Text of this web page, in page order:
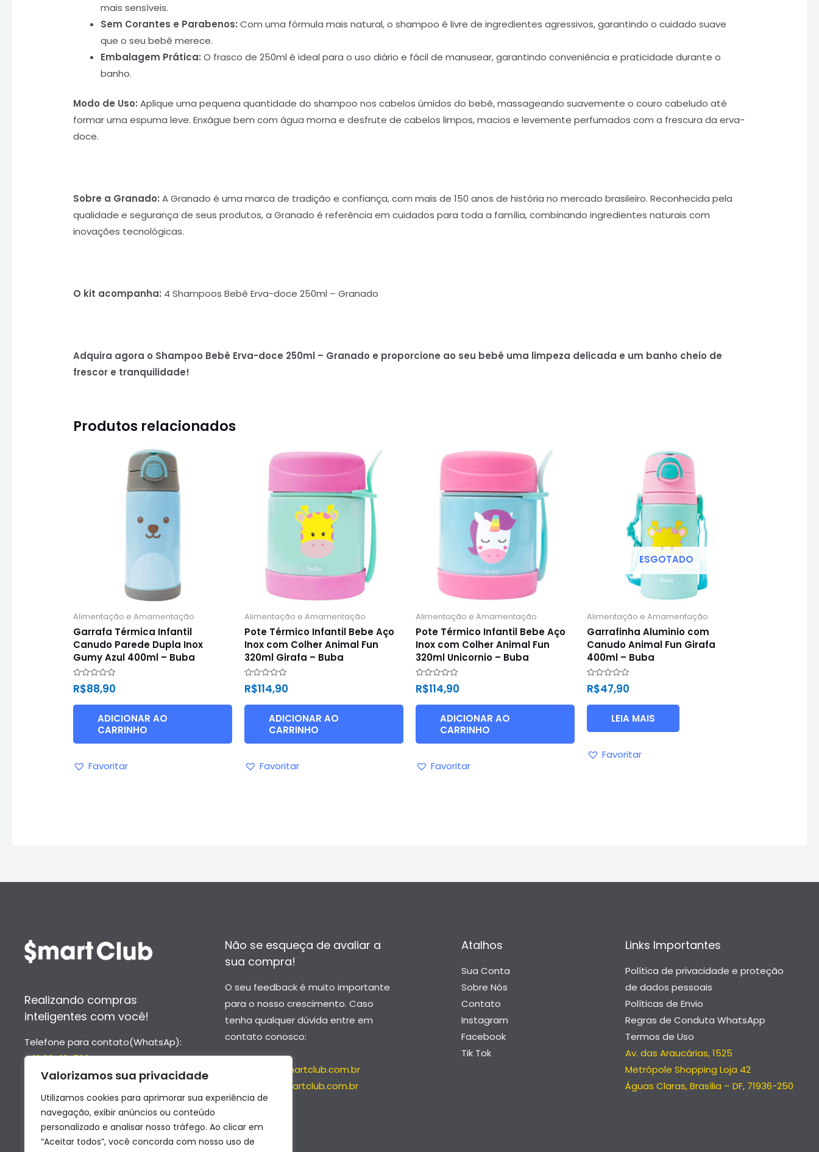
Valorizamos sua privacidade
Utilizamos cookies para aprimorar sua experiência de
navegação, exibir anúncios ou conteúdo
personalizado e analisar nosso tráfego. Ao clicar em
“Aceitar todos”, você concorda com nosso uso de
mais sensíveis.
Sem Corantes e Parabenos: Com uma fórmula mais natural, o shampoo é livre de ingredientes agressivos, garantindo o cuidado suave
que o seu bebê merece.
Embalagem Prática: O frasco de 250ml é ideal para o uso diário e fácil de manusear, garantindo conveniência e praticidade durante o
banho.
Modo de Uso: Aplique uma pequena quantidade do shampoo nos cabelos úmidos do bebê, massageando suavemente o couro cabeludo até
formar uma espuma leve. Enxágue bem com água morna e desfrute de cabelos limpos, macios e levemente perfumados com a frescura da erva-
doce.
Sobre a Granado: A Granado é uma marca de tradição e confiança, com mais de 150 anos de história no mercado brasileiro. Reconhecida pela
qualidade e segurança de seus produtos, a Granado é referência em cuidados para toda a família, combinando ingredientes naturais com
inovações tecnológicas.
O kit acompanha: 4 Shampoos Bebê Erva-doce 250ml – Granado
Adquira agora o Shampoo Bebê Erva-doce 250ml – Granado e proporcione ao seu bebê uma limpeza delicada e um banho cheio de
frescor e tranquilidade!
Produtos relacionados
Alimentação e Amamentação
Garrafa Térmica Infantil
Canudo Parede Dupla Inox
Gumy Azul 400ml – Buba
Avaliação
0
5
R$88,90
ADICIONAR AO
CARRINHO
Favoritar
Alimentação e Amamentação
Pote Térmico Infantil Bebe Aço
Inox com Colher Animal Fun
320ml Girafa – Buba
Avaliação
0
5
R$114,90
ADICIONAR AO
CARRINHO
Favoritar
Alimentação e Amamentação
Pote Térmico Infantil Bebe Aço
Inox com Colher Animal Fun
320ml Unicornio – Buba
Avaliação
0
5
R$114,90
ADICIONAR AO
CARRINHO
Favoritar
ESGOTADO
Alimentação e Amamentação
Garrafinha Aluminio com
Canudo Animal Fun Girafa
400ml – Buba
Avaliação
0
5
R$47,90
LEIA MAIS
Favoritar
Realizando compras
inteligentes com você!
Telefone para contato(WhatsAp):
- 61 99418-7624
- 61 99652-6976
Não se esqueça de avaliar a
sua compra!
O seu feedback é muito importante
para o nosso crescimento. Caso
tenha qualquer dúvida entre em
contato conosco:
contato@smartclub.com.br
suporte@smartclub.com.br
Atalhos
Sua Conta
Sobre Nós
Contato
Instagram
Facebook
Tik Tok
Links Importantes
Política de privacidade e proteção
de dados pessoais
Políticas de Envio
Regras de Conduta WhatsApp
Termos de Uso
Av. das Araucárias, 1525
Metrópole Shopping Loja 42
Águas Claras, Brasília – DF, 71936-250